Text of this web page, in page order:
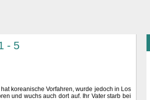
- 5
koreanische Vorfahren, wurde jedoch in Los
und wuchs auch dort auf. Ihr Vater starb bei